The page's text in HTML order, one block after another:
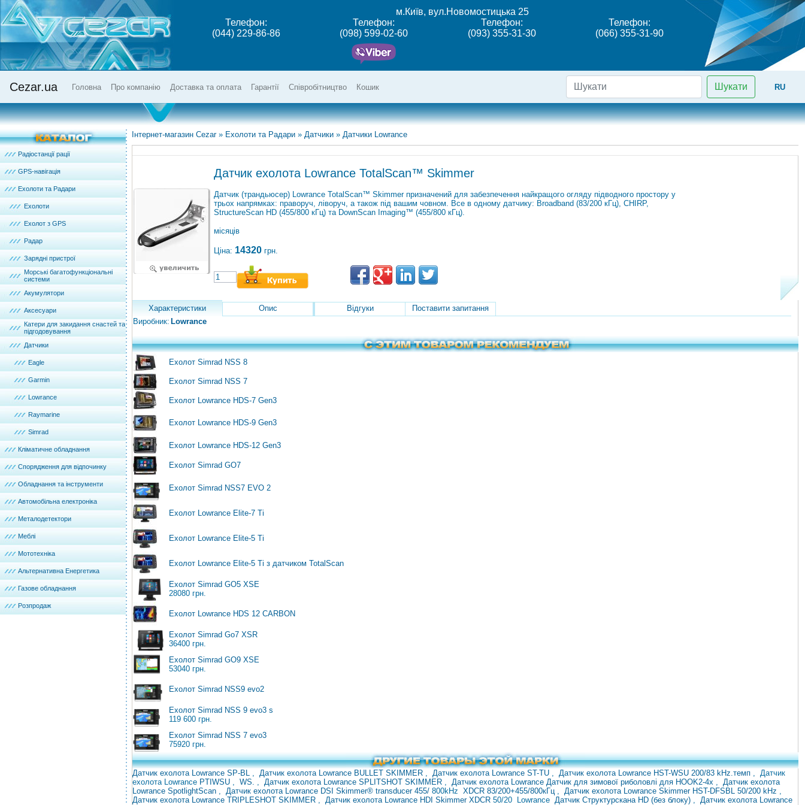
м.Київ, вул.Новомостицька 25
Телефон:
(044) 229-86-86
Телефон:
(098) 599-02-60
Телефон:
(093) 355-31-30
Телефон:
(066) 355-31-90
Cezar.ua Головна Про компанію Доставка та оплата Гарантії Співробітництво Кошик Шукати RU
Радіостанції рації
GPS-навігація
Ехолоти та Радари
Ехолоти
Ехолот з GPS
Радар
Зарядні пристрої
Морські багатофункціональні
системи
Акумулятори
Аксесуари
Катери для закидання снастей та
підгодовування
Датчики
Eagle
Garmin
Lowrance
Raymarine
Simrad
Кліматичне обладнання
Спорядження для відпочинку
Обладнання та інструменти
Автомобільна електроніка
Металодетектори
Меблі
Мототехніка
Альтернативна Енергетика
Газове обладнання
Розпродаж
Інтернет-магазин Cezar » Ехолоти та Радари » Датчики » Датчики Lowrance
Датчик ехолота Lowrance TotalScan™ Skimmer
Датчик (трандьюсер) Lowrance TotalScan™ Skimmer призначений для забезпечення найкращого огляду підводного простору у
трьох напрямках: праворуч, ліворуч, а також під вашим човном. Все в одному датчику: Broadband (83/200 кГц), CHIRP,
StructureScan HD (455/800 кГц) та DownScan Imaging™ (455/800 кГц).
місяців
Ціна: 14320 грн.
Характеристики Опис Відгуки
Поставити запитання
Виробник: Lowrance
Ехолот Simrad NSS 8
Ехолот Simrad NSS 7
Ехолот Lowrance HDS-7 Gen3
Ехолот Lowrance HDS-9 Gen3
Ехолот Lowrance HDS-12 Gen3
Ехолот Simrad GO7
Ехолот Simrad NSS7 EVO 2
Ехолот Lowrance Elite-7 Ti
Ехолот Lowrance Elite-5 Ti
Ехолот Lowrance Elite-5 Ti з датчиком TotalScan
Ехолот Simrad GO5 XSE
28080 грн.
Ехолот Lowrance HDS 12 CARBON
Ехолот Simrad Go7 XSR
36400 грн.
Ехолот Simrad GO9 XSE
53040 грн.
Ехолот Simrad NSS9 evo2
Ехолот Simrad NSS 9 evo3 s
119 600 грн.
Ехолот Simrad NSS 7 evo3
75920 грн.
Датчик ехолота Lowrance SP-BL , Датчик ехолота Lowrance BULLET SKIMMER , Датчик ехолота Lowrance ST-TU , Датчик ехолота Lowrance HST-WSU 200/83 kHz.темп , Датчик
ехолота Lowrance PTIWSU , WS. , Датчик ехолота Lowrance SPLITSHOT SKIMMER , Датчик ехолота Lowrance Датчик для зимової риболовлі для HOOK2-4x , Датчик ехолота
Lowrance SpotlightScan , Датчик ехолота Lowrance DSI Skimmer® transducer 455/ 800kHz XDCR 83/200+455/800кГц , Датчик ехолота Lowrance Skimmer HST-DFSBL 50/200 kHz ,
Датчик ехолота Lowrance TRIPLESHOT SKIMMER , Датчик ехолота Lowrance HDI Skimmer XDCR 50/20 Lowrance Датчик Структурскана HD (без блоку) , Датчик ехолота Lowrance